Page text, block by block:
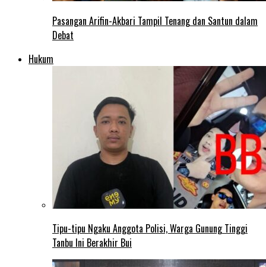
Pasangan Arifin-Akbari Tampil Tenang dan Santun dalam
Debat
Hukum
Tipu-tipu Ngaku Anggota Polisi, Warga Gunung Tinggi
Tanbu Ini Berakhir Bui